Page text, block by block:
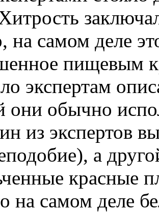
на самом деле
пищевым
экспертам
они обычно
из экспертов
а
красные
на самом деле